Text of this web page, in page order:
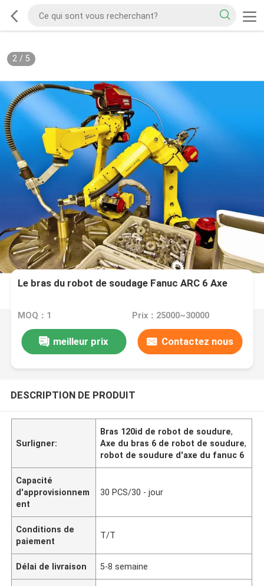
2/ 5
Le bras du robot de soudage Fanuc ARC 6 Axe
MOQ：1 Prix：25000~30000
meilleur prix Contactez nous
DESCRIPTION DE PRODUIT
Surligner:
Bras 120id de robot de soudure,
Axe du bras 6 de robot de soudure,
robot de soudure d'axe du fanuc 6
Capacité
d'approvisionnem
ent
30 PCS/30 - jour
Conditions de
paiement
T/T
Délai de livraison 5-8 semaine